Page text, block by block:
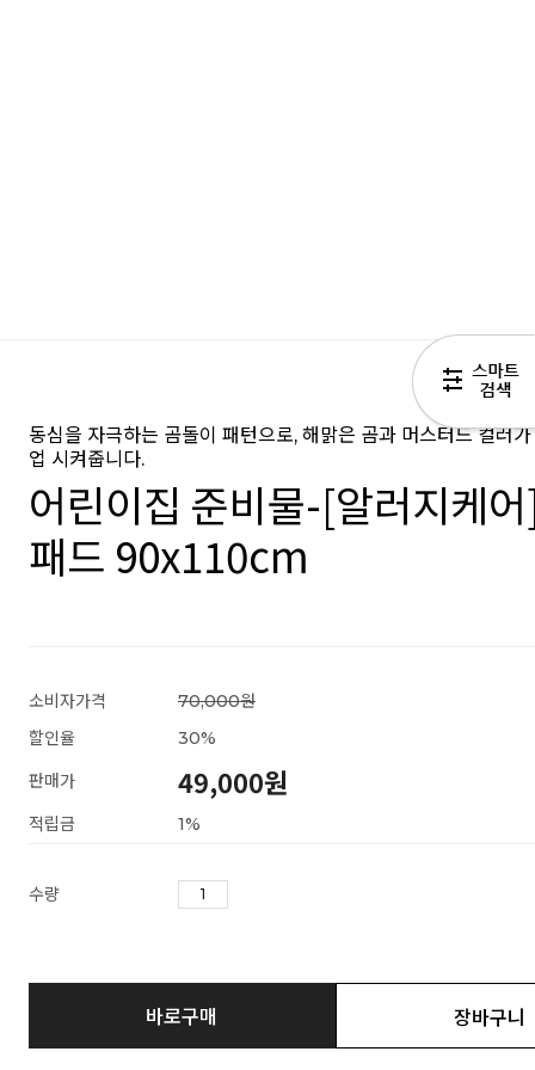
동심을 자극하는 곰돌이 패턴으로, 해맑은 곰과 머스터드 컬러
업 시켜줍니다.
어린이집 준비물-[알러지케
패드 90x110cm
소비자가격
70,000원
할인율
30%
판매가
49,000원
적립금 1%
수량
바로구매 장바구니